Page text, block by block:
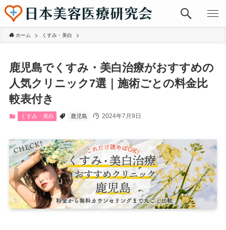
ホーム くすみ・美白
鹿児島でくすみ・美白治療がおすすめの
人気クリニック7選｜施術ごとの料金比
較表付き
くすみ・美白 鹿児島 2024年7月9日